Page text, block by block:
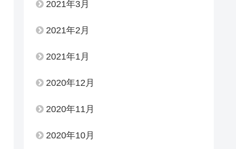
2021年3月
2021年2月
2021年1月
2020年12月
2020年11月
2020年10月